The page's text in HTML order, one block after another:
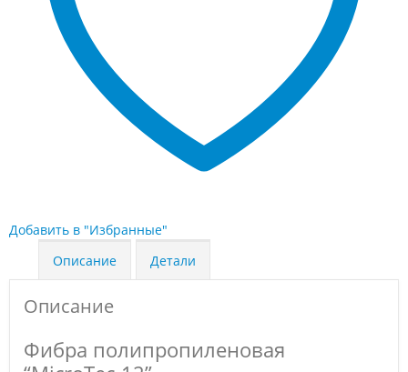
Добавить в "Избранные"
Описание
Детали
Описание
Фибра полипропиленовая